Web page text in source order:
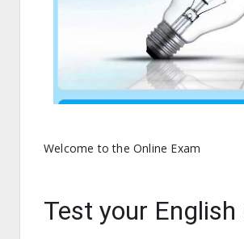
Welcome to the Online Exam
Test your